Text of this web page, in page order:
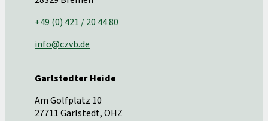
+49 (0) 421 / 20 44 80
info@czvb.de
Garlstedter Heide
Am Golfplatz 10
27711 Garlstedt, OHZ